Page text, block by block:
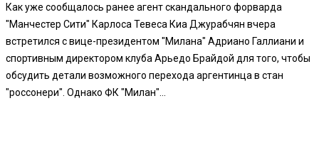
Как уже сообщалось ранее агент скандального форварда
"Манчестер Сити" Карлоса Тевеса Киа Джурабчян вчера
встретился с вице-президентом "Милана" Адриано Галлиани и
спортивным директором клуба Арьедо Брайдой для того, чтобы
обсудить детали возможного перехода аргентинца в стан
"россонери". Однако ФК "Милан"...